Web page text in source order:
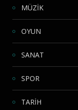
MÜZİK
OYUN
SANAT
SPOR
TARİH